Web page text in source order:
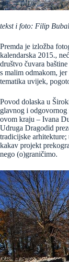
tekst i foto: Filip
Premda je izložba
kalendarska 2015.,
društvo čuvara
s malim odmakom,
tematika uvijek,
Povod dolaska u
glavnog i odgovornog
ovom kraju – Ivana
Udruga Dragodid
tradicijske
kakav projekt
nego (o)graničimo.